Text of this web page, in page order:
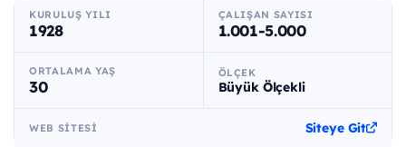
KURULUŞ YILI
1928
ÇALIŞAN SAYISI
1.001-5.000
ORTALAMA YAŞ
30
ÖLÇEK
Büyük Ölçekli
WEB SITESI Siteye Git